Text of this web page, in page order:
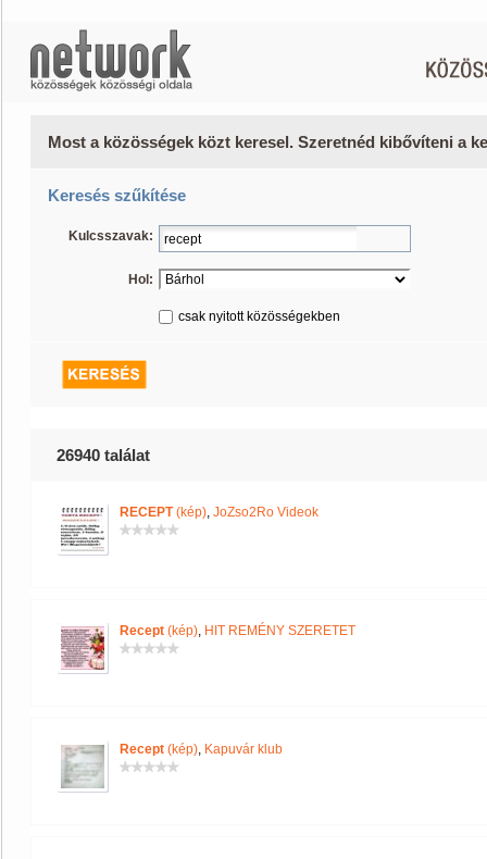
Most a közösségek közt keresel. Szeretnéd kibővíteni a
Keresés szűkítése
Kulcsszavak:
Hol:
csak nyitott közösségekben
26940 találat
RECEPT(kép), JoZso2Ro Videok
Recept (kép), HIT REMÉNY SZERETET
Recept (kép), Kapuvár klub